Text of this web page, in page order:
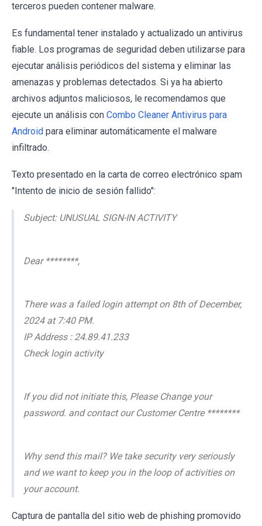
terceros pueden contener malware.
Es fundamental tener instalado y actualizado un antivirus
fiable. Los programas de seguridad deben utilizarse para
ejecutar análisis periódicos del sistema y eliminar las
amenazas y problemas detectados. Si ya ha abierto
archivos adjuntos maliciosos, le recomendamos que
ejecute un análisis con Combo Cleaner Antivirus para
Android para eliminar automáticamente el malware
infiltrado.
Texto presentado en la carta de correo electrónico spam
"Intento de inicio de sesión fallido":
Subject: UNUSUAL SIGN-IN ACTIVITY
Dear ********,
There was a failed login attempt on 8th of December,
2024 at 7:40 PM.
IP Address : 24.89.41.233
Check login activity
If you did not initiate this, Please Change your
password. and contact our Customer Centre ********
Why send this mail? We take security very seriously
and we want to keep you in the loop of activities on
your account.
Captura de pantalla del sitio web de phishing promovido